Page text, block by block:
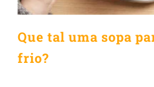
Que tal uma sopa
frio?